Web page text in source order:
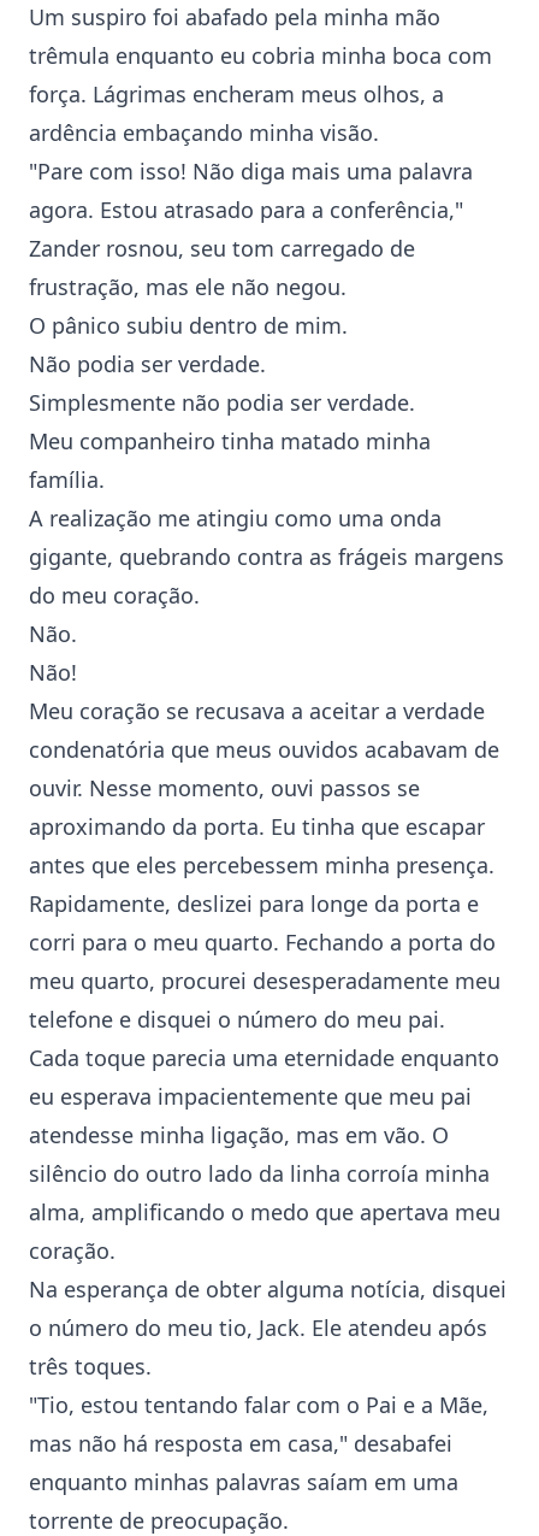
Um suspiro foi abafado pela minha mão
trêmula enquanto eu cobria minha boca com
força. Lágrimas encheram meus olhos, a
ardência embaçando minha visão.
"Pare com isso! Não diga mais uma palavra
agora. Estou atrasado para a conferência,"
Zander rosnou, seu tom carregado de
frustração, mas ele não negou.
O pânico subiu dentro de mim.
Não podia ser verdade.
Simplesmente não podia ser verdade.
Meu companheiro tinha matado minha
família.
A realização me atingiu como uma onda
gigante, quebrando contra as frágeis margens
do meu coração.
Não.
Não!
Meu coração se recusava a aceitar a verdade
condenatória que meus ouvidos acabavam de
ouvir. Nesse momento, ouvi passos se
aproximando da porta. Eu tinha que escapar
antes que eles percebessem minha presença.
Rapidamente, deslizei para longe da porta e
corri para o meu quarto. Fechando a porta do
meu quarto, procurei desesperadamente meu
telefone e disquei o número do meu pai.
Cada toque parecia uma eternidade enquanto
eu esperava impacientemente que meu pai
atendesse minha ligação, mas em vão. O
silêncio do outro lado da linha corroía minha
alma, amplificando o medo que apertava meu
coração.
Na esperança de obter alguma notícia, disquei
o número do meu tio, Jack. Ele atendeu após
três toques.
"Tio, estou tentando falar com o Pai e a Mãe,
mas não há resposta em casa," desabafei
enquanto minhas palavras saíam em uma
torrente de preocupação.